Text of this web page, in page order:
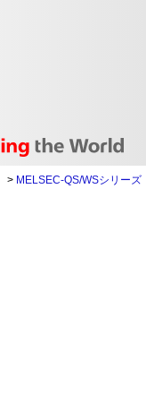
> MELSEC-QS/WSシリーズ